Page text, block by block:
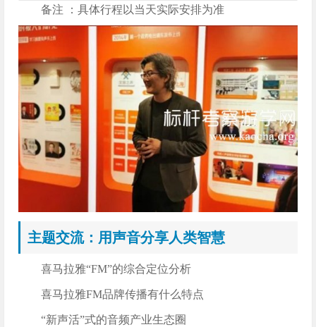
备注 ：具体行程以当天实际安排为准
主题交流：用声音分享人类智慧
喜马拉雅“FM”的综合定位分析
喜马拉雅FM品牌传播有什么特点
“新声活”式的音频产业生态圈